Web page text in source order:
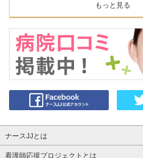
もっと見る
ナースJJとは
看護師応援プロジェクトとは